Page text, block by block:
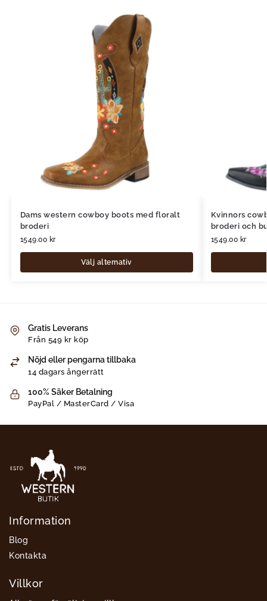
Dams western cowboy boots med floralt
broderi
1549.00 kr
Välj alternativ
Kvinnors
broderi och
1549.00 kr
Gratis Leverans
Från 549 kr köp
Nöjd eller pengarna tillbaka
14 dagars ångerrätt
100% Säker Betalning
PayPal / MasterCard / Visa
Information
Blog
Kontakta
Villkor